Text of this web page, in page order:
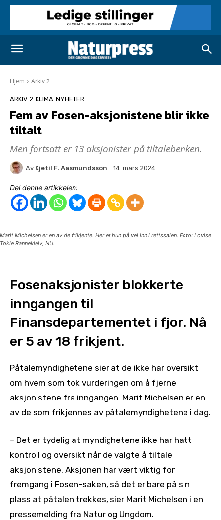
Hjem Arkiv 2
ARKIV 2 KLIMA NYHETER
Fem av Fosen-aksjonistene blir ikke
tiltalt
Men fortsatt er 13 aksjonister på tiltalebenken.
Av Kjetil F. Aasmundsson 14. mars 2024
Del denne artikkelen:
Marit Michelsen er en av de frikjente. Her er hun på vei inn i rettssalen. Foto: Lovise
Tokle Rannekleiv, NU.
Fosenaksjonister blokkerte
inngangen til
Finansdepartementet i fjor. Nå
er 5 av 18 frikjent.
Påtalemyndighetene sier at de ikke har oversikt
om hvem som tok vurderingen om å fjerne
aksjonistene fra inngangen. Marit Michelsen er en
av de som frikjennes av påtalemyndighetene i dag.
– Det er tydelig at myndighetene ikke har hatt
kontroll og oversikt når de valgte å tiltale
aksjonistene. Aksjonen har vært viktig for
fremgang i Fosen-saken, så det er bare på sin
plass at påtalen trekkes, sier Marit Michelsen i en
pressemelding fra Natur og Ungdom.